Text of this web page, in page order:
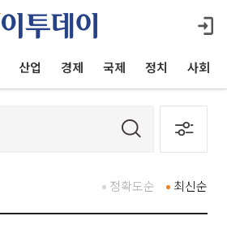
산업 경제 국제 정치 사회
최신순
정확도순